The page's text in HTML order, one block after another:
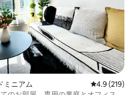
ミニアム レビュー219
4.9 (219)